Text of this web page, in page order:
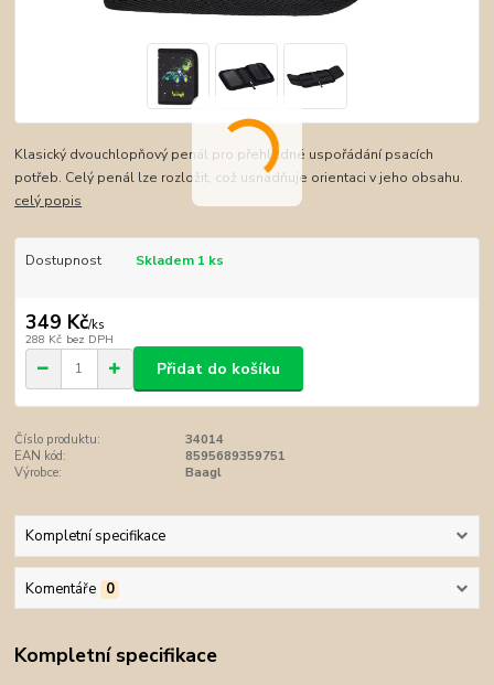
Klasický dvouchlopňový penál pro přehledné uspořádání psacích
potřeb. Celý penál lze rozložit, což usnadňuje orientaci v jeho obsahu.
celý popis
Dostupnost Skladem 1 ks
349 Kč/ks
288 Kč bez DPH
Přidat do košíku
Číslo produktu:
34014
EAN kód:
8595689359751
Výrobce:
Baagl
Kompletní specifikace
Komentáře 0
Kompletní specifikace